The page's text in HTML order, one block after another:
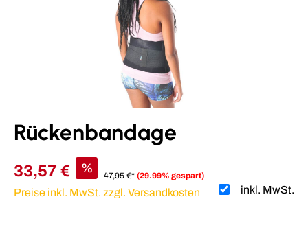
Rückenbandage
33,57 € %
47,95 €* (29.99% gespart)
inkl. MwSt.
Preise inkl. MwSt. zzgl. Versandkosten